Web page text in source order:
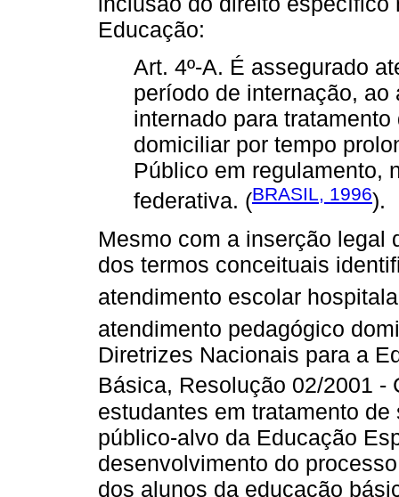
Educação:
Art. 4º-A. É assegurado
período de internação,
internado para
domiciliar por tempo
Público em regulamento,
federativa. (BRASIL, 1996).
Mesmo com a inserção legal
dos termos conceituais
atendimento escolar
atendimento pedagógico
Diretrizes Nacionais para a
Básica, Resolução 02/2001 -
estudantes em tratamento
público-alvo da Educação
desenvolvimento do
dos alunos da educação